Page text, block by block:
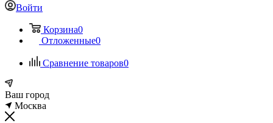
Войти
Корзина0
Отложенные0
Сравнение товаров0
Ваш город
Москва